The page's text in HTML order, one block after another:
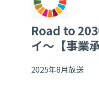
Road to
イ～【事業
2025年8月放送